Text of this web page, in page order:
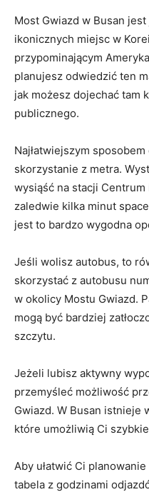
Most Gwiazd w Busan
ikonicznych miejsc w
przypominającym
planujesz ‌odwiedzić​ ten
jak możesz ‌dojechać tam
publicznego.
Najłatwiejszym
skorzystanie z metra.
wysiąść na stacji
zaledwie kilka‍ minut
jest to‌ bardzo wygodna
Jeśli ⁢wolisz ​autobus, to
skorzystać‍ z autobusu
w okolicy Mostu Gwiazd.
mogą być bardziej
szczytu.
Jeżeli lubisz aktywny
przemyśleć możliwość
Gwiazd. W⁤ Busan istnieje
które umożliwią Ci
Aby ułatwić Ci
tabela⁤ z godzinami